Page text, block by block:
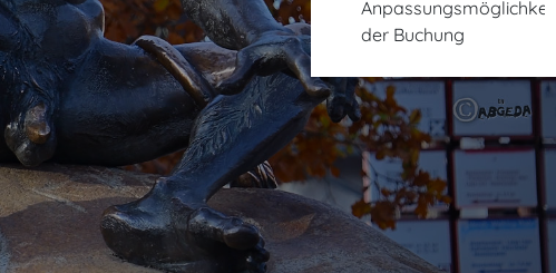
der Buchung